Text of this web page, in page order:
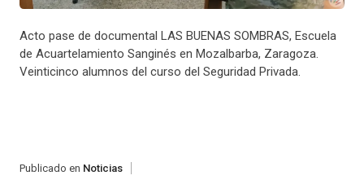
Acto pase de documental LAS BUENAS SOMBRAS, Escuela
de Acuartelamiento Sanginés en Mozalbarba, Zaragoza.
Veinticinco alumnos del curso del Seguridad Privada.
Publicado en Noticias